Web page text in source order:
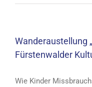
Wanderaustellung
Fürstenwalder
Wie Kinder